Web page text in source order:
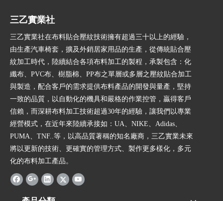
三乙實業社
三乙實業社在布料貼合壓紋技術擁有超過三十以上的經驗，
由生產汽車椅套，擴及外銷居家用品的生產，從傳統貼合壓
紋加工時代，陸續結合各項布料加工的製程，承製包含：化
纖布、PVC布、樹脂棉、PP布之單層或多層之壓紋貼合加工
與製造，配合客戶的需求提供布料產品的開發與量產，堅持
一致的品質，以自動化的機具和嚴格的作業控管，贏得客戶
信賴，而深耕布料加工技術超過30年的經驗，讓我們以專業
經營模式，在近年來陸續承接如：UA、NIKE、Adidas、
PUMA、TNF..等，以高品質著稱的知名廠商，三乙實業未來
將以更新的技術、更確實的管理方式、製作更多樣化，多元
化的布料加工產品。